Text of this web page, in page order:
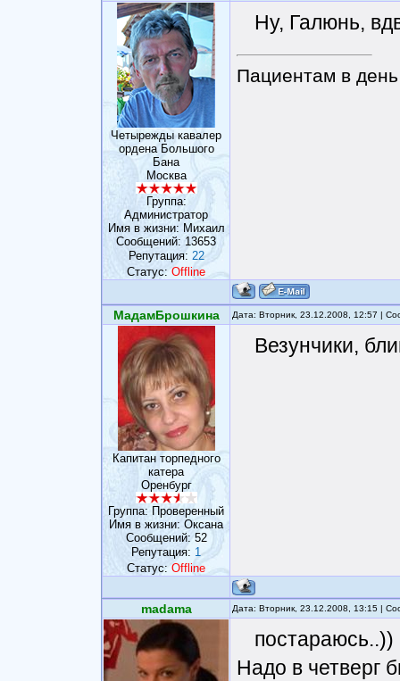
Четырежды кавалер
ордена Большого
Бана
Москва
Группа:
Администратор
Имя в жизни: Михаил
Сообщений: 13653
Репутация: 22
Статус:Offline
Ну, Галюнь,
Пациентам в
МадамБрошкина Дата: Вторник, 23.12.2008, 12:57 |
Капитан торпедного
катера
Оренбург
Группа: Проверенный
Имя в жизни: Оксана
Сообщений:52
Репутация: 1
Статус:Offline
Везунчики,
madama Дата: Вторник, 23.12.2008, 13:15 |
постараюсь..))
Надо в четверг